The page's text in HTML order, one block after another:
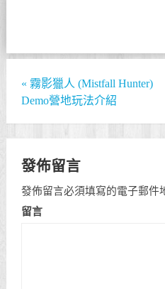
« 霧影獵人 (Mistfall Hunter)
Demo營地玩法介紹
發佈留言
發佈留言必須填寫的電子郵件
留言